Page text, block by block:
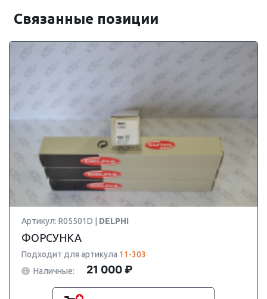
Связанные позиции
Артикул: R05501D | DELPHI
ФОРСУНКА
Подходит для артикула 11-303
Наличные:
21 000 ₽